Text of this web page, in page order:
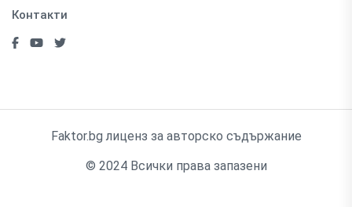
Контакти
Faktor.bg лиценз за авторско съдържание
© 2024 Всички права запазени